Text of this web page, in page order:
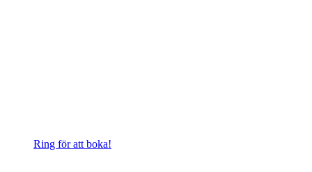
Ring för att boka!